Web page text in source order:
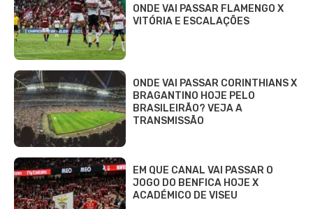
ONDE VAI PASSAR FLAMENGO X
VITÓRIA E ESCALAÇÕES
ONDE VAI PASSAR CORINTHIANS X
BRAGANTINO HOJE PELO
BRASILEIRÃO? VEJA A
TRANSMISSÃO
EM QUE CANAL VAI PASSAR O
JOGO DO BENFICA HOJE X
ACADÉMICO DE VISEU